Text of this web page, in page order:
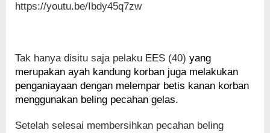
https://youtu.be/Ibdy45q7zw
Tak hanya disitu saja pelaku EES (40) yang
merupakan ayah kandung korban juga melakukan
penganiayaan dengan melempar betis kanan korban
menggunakan beling pecahan gelas.
Setelah selesai membersihkan pecahan beling